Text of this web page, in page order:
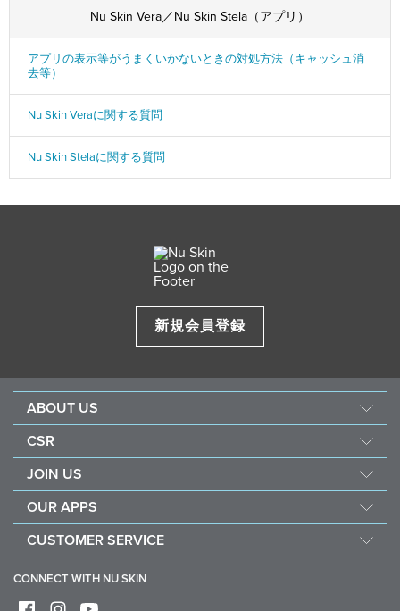
Nu Skin Vera／Nu Skin Stela（アプリ）
アプリの表示等がうまくいかないときの対処方法（キャッシュ消
去等）
Nu Skin Veraに関する質問
Nu Skin Stelaに関する質問
新規会員登録
ABOUT US
ニュースキンの研究・開発
製品ブランド
ニュースルーム
永井 花奈 選手 応援ページ
コンプライアンス
デジタル版カタログ
CSR
社会貢献活動
ナリッシュ ザ チルドレン
サステナビリティ
コミュニティ アウトリーチ
社会貢献活動に参加する
JOIN US
ブランド メンバーとは
定期購入（ADP）
OUR APPS
Nu Skin Stela
CUSTOMER SERVICE
CONNECT WITH NU SKIN